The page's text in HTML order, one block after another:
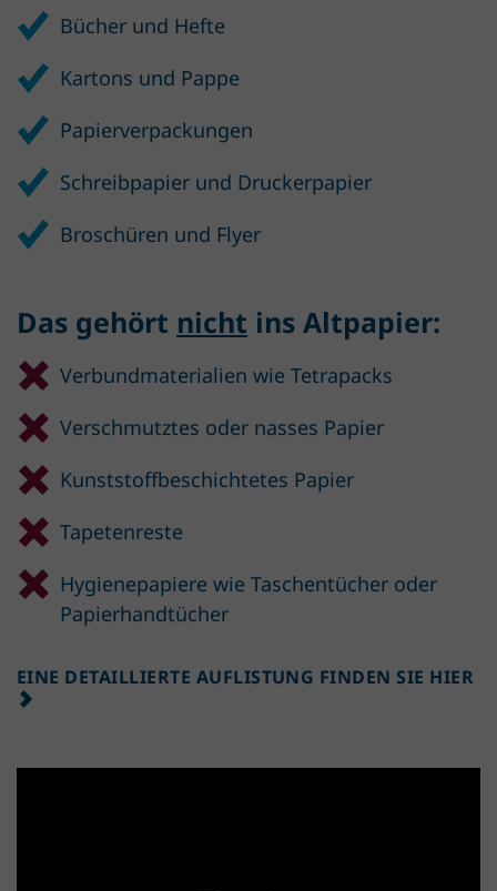
Bücher und Hefte
Kartons und Pappe
Papierverpackungen
Schreibpapier und Druckerpapier
Broschüren und Flyer
Das gehört nicht ins Altpapier:
Verbundmaterialien wie Tetrapacks
Verschmutztes oder nasses Papier
Kunststoffbeschichtetes Papier
Tapetenreste
Hygienepapiere wie Taschentücher oder
Papierhandtücher
EINE DETAILLIERTE AUFLISTUNG FINDEN SIE HIER